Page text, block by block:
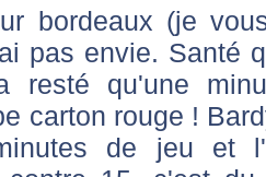
bordeaux (je
pas envie. Santé
resté qu'une
carton rouge !
de jeu et